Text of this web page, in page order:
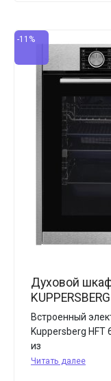
-11%
Духовой
Встроенный
Kuppersberg HFT
из
Читать далее